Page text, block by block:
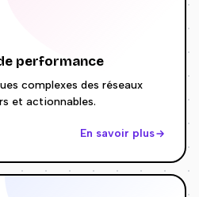
performance
complexes des réseaux
et actionnables.
En savoir plus